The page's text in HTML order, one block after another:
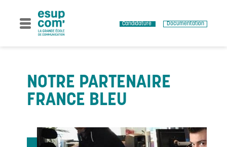
content
Candidature Documentation
NOTRE PARTENAIRE
FRANCE BLEU